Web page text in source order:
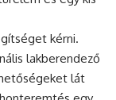
kérni.
lakberendező
lát